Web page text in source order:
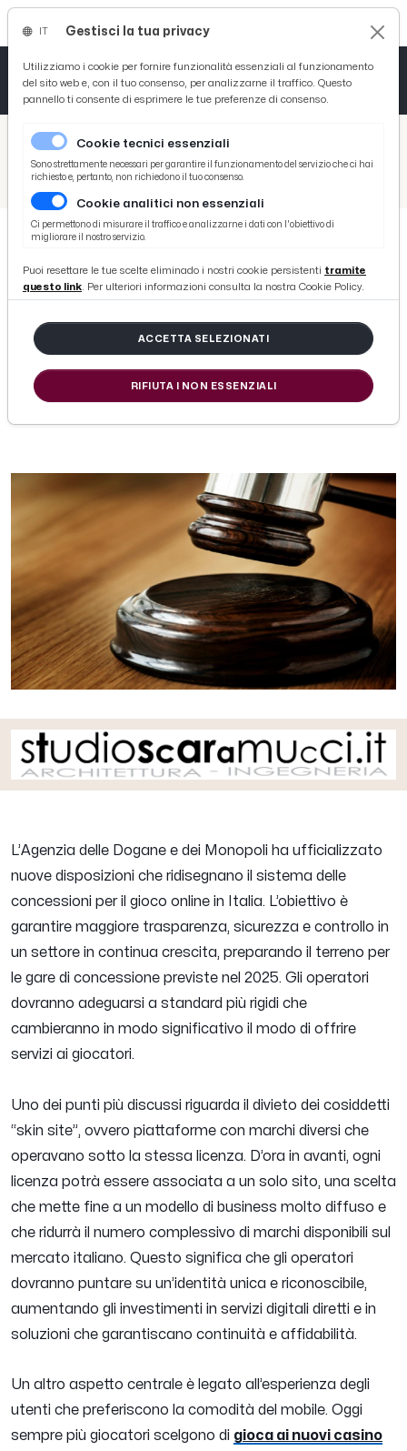
/ Picenotime
/ Curiosità
Le nuove regole ADM sul gioco online avranno un impatto sugli operatori in tutta Italia
Le nuove regole ADM sul gioco
online avranno un impatto sugli
operatori in tutta Italia
di Redazione Picenotime
L’Agenzia delle Dogane e dei Monopoli ha ufficializzato
nuove disposizioni che ridisegnano il sistema delle
concessioni per il gioco online in Italia. L’obiettivo è
garantire maggiore trasparenza, sicurezza e controllo in
un settore in continua crescita, preparando il terreno per
le gare di concessione previste nel 2025. Gli operatori
dovranno adeguarsi a standard più rigidi che
cambieranno in modo significativo il modo di offrire
servizi ai giocatori.
Uno dei punti più discussi riguarda il divieto dei cosiddetti
“skin site”, ovvero piattaforme con marchi diversi che
operavano sotto la stessa licenza. D’ora in avanti, ogni
licenza potrà essere associata a un solo sito, una scelta
che mette fine a un modello di business molto diffuso e
che ridurrà il numero complessivo di marchi disponibili sul
mercato italiano. Questo significa che gli operatori
dovranno puntare su un’identità unica e riconoscibile,
aumentando gli investimenti in servizi digitali diretti e in
soluzioni che garantiscano continuità e affidabilità.
Un altro aspetto centrale è legato all’esperienza degli
utenti che preferiscono la comodità del mobile. Oggi
sempre più giocatori scelgono di gioca ai nuovi casino
Gestisci la tua privacy
Utilizziamo i cookie per fornire funzionalità essenziali al funzionamento
del sito web e, con il tuo consenso, per analizzarne il traffico. Questo
pannello ti consente di esprimere le tue preferenze di consenso.
Cookie tecnici essenziali
Sono strettamente necessari per garantire il funzionamento del servizio che ci hai
richiesto e, pertanto, non richiedono il tuo consenso.
Cookie analitici non essenziali
Ci permettono di misurare il traffico e analizzarne i dati con l'obiettivo di
migliorare il nostro servizio.
Puoi resettare le tue scelte eliminado i nostri cookie persistenti tramite
questo link. Per ulteriori informazioni consulta la nostra Cookie Policy.
ACCETTA SELEZIONATI
RIFIUTA I NON ESSENZIALI
Tutto News
Tutto Sport
Basket
Ciclismo
Tutto Curiosità